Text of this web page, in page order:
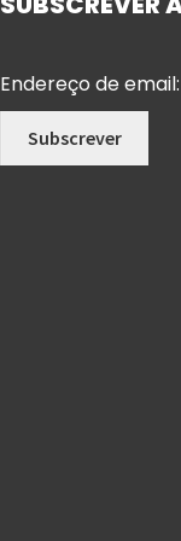
Endereço de email: